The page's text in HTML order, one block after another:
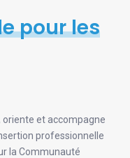
pour les
oriente et accompagne
professionnelle
la Communauté